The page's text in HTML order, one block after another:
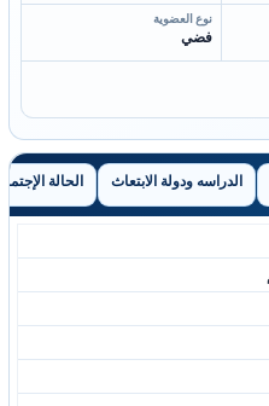
نوع العضوية
فضي
الدراسه ودولة الابتعاث الحالة